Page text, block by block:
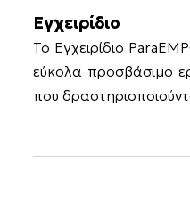
Εγχειρίδιο
Το Εγχειρίδιο
εύκολα προσβάσιμο
που